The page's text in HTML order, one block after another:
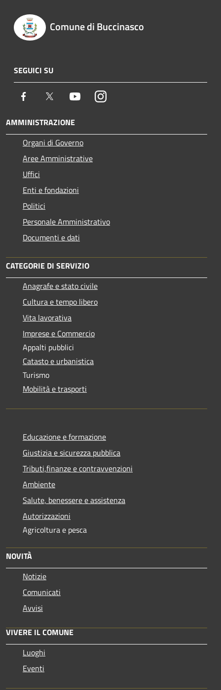
Comune di Buccinasco
SEGUICI SU
Facebook Twitter YoutubeInstagram
AMMINISTRAZIONE
Organi di Governo
Aree Amministrative
Uffici
Enti e fondazioni
Politici
Personale Amministrativo
Documenti e dati
CATEGORIE DI SERVIZIO
Anagrafe e stato civile
Cultura e tempo libero
Vita lavorativa
Imprese e Commercio
Appalti pubblici
Catasto e urbanistica
Turismo
Mobilità e trasporti
Educazione e formazione
Giustizia e sicurezza pubblica
Tributi,finanze e contravvenzioni
Ambiente
Salute, benessere e assistenza
Autorizzazioni
Agricoltura e pesca
NOVITÀ
Notizie
Comunicati
Avvisi
VIVERE IL COMUNE
Luoghi
Eventi